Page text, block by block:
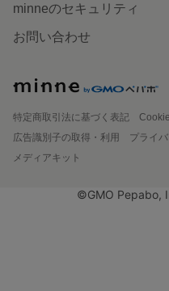
minneのセキュリティ
お問い合わせ
特定商取引法に基づく表記
広告識別子の取得・利用
プライ
メディアキット
©GMO Pepabo,